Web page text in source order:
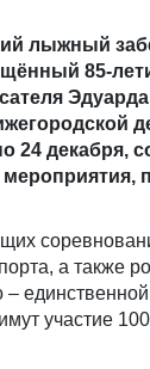
лыжный
85-
24 декабря,
а также
участие